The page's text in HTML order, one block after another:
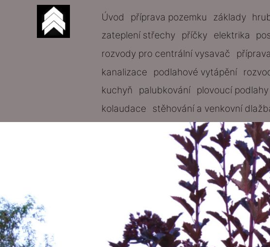
Úvod příprava pozemku základy
zateplení střechy
příčky elektrika
rozvody pro centrální vysavač
kanalizace
podlahové vytápění
kuchyň
palubkování plovoucí podlahy
kolaudace
stěhování a venkovní